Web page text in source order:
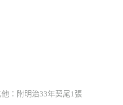
：附明治33年契尾1張